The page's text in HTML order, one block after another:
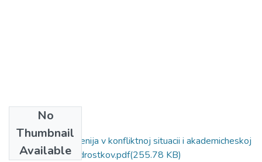
No
Thumbnail
Available
Svjaz stilja povedenija v konfliktnoj situacii i akademicheskoj
uspevaemosti podrostkov.pdf(255.78 KB)